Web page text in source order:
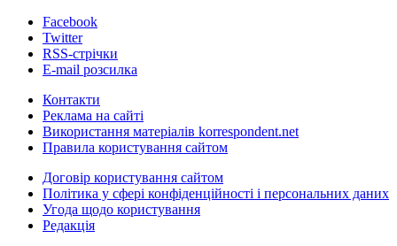
Facebook
Twitter
RSS-стрічки
E-mail розсилка
Контакти
Реклама на сайті
Використання матеріалів korrespondent.net
Правила користування сайтом
Договір користування сайтом
Політика у сфері конфіденційності і персональних даних
Угода щодо користування
Редакція